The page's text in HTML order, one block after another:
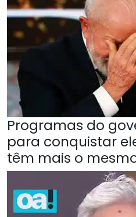
Programas do
para conquistar
têm mais o